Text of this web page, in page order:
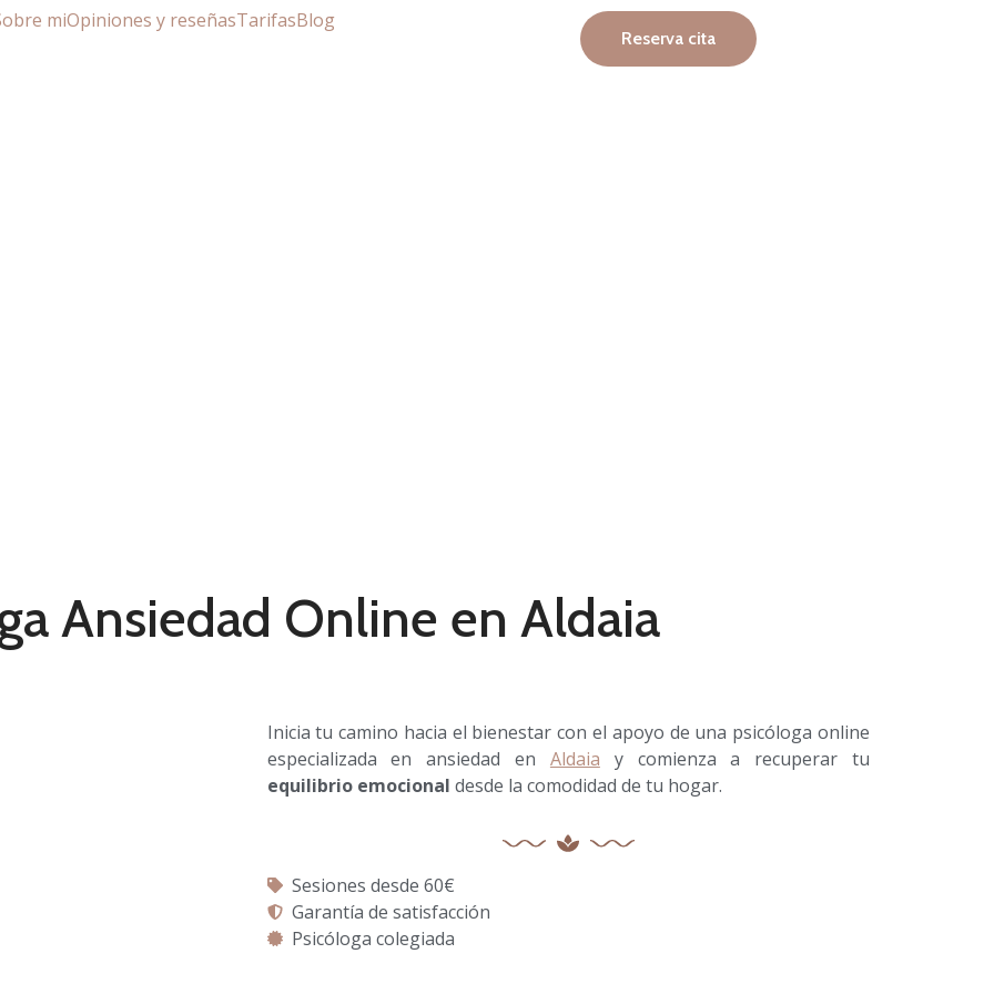
miOpiniones y reseñasTarifasBlog
Reserva cita
Ansiedad Online en Aldaia
Inicia tu camino hacia el bienestar con el apoyo de una psicóloga online
especializada en ansiedad en Aldaia y comienza a recuperar tu
equilibrio emocional desde la comodidad de tu hogar.
Sesiones desde 60€
Garantía de satisfacción
Psicóloga colegiada